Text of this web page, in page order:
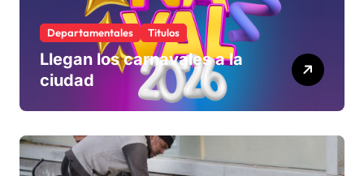
Departamentales Titulos
Llegan los carnavales a la
ciudad